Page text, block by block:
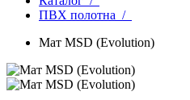
ПВХ полотна /
Мат MSD (Evolution)